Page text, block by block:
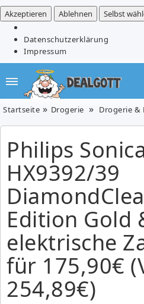
Akzeptieren
Ablehnen Selbst
Datenschutzerklärung
Impressum
Startseite Drogerie Drogerie &
Philips
HX9392/39
Edition Gold
elektrische
für 175,90€
254,89€)